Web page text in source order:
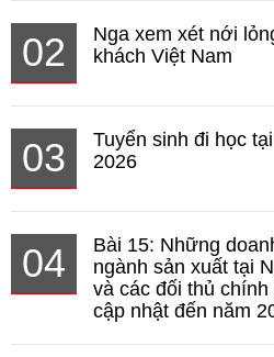
02
Nga xem xét nới
khách Việt Nam
03
Tuyển sinh đi học
2026
04
Bài 15: Những
ngành sản xuất tại
và các đối thủ
cập nhật đến năm